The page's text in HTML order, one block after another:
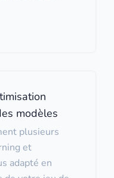
modèles
plusieurs
et
adapté en